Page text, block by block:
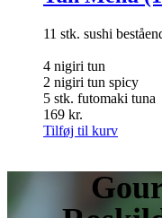
11 stk. sushi
4 nigiri tun
2 nigiri tun spicy
5 stk. futomaki tuna
169 kr.
Tilføj til kurv